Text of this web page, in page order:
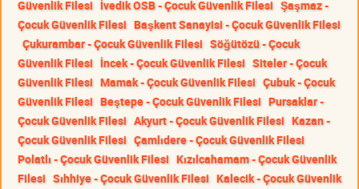
Güvenlik Filesi İvedik OSB - Çocuk Güvenlik Filesi Şaşmaz -
Çocuk Güvenlik Filesi Başkent Sanayisi - Çocuk Güvenlik Filesi
Çukurambar - Çocuk Güvenlik Filesi Söğütözü - Çocuk
Güvenlik Filesi İncek - Çocuk Güvenlik Filesi Siteler - Çocuk
Güvenlik Filesi Mamak - Çocuk Güvenlik Filesi Çubuk - Çocuk
Güvenlik Filesi Beştepe - Çocuk Güvenlik Filesi Pursaklar -
Çocuk Güvenlik Filesi Akyurt - Çocuk Güvenlik Filesi Kazan -
Çocuk Güvenlik Filesi Çamlıdere - Çocuk Güvenlik Filesi
Polatlı - Çocuk Güvenlik Filesi Kızılcahamam - Çocuk Güvenlik
Filesi Sıhhiye - Çocuk Güvenlik Filesi Kalecik - Çocuk Güvenlik